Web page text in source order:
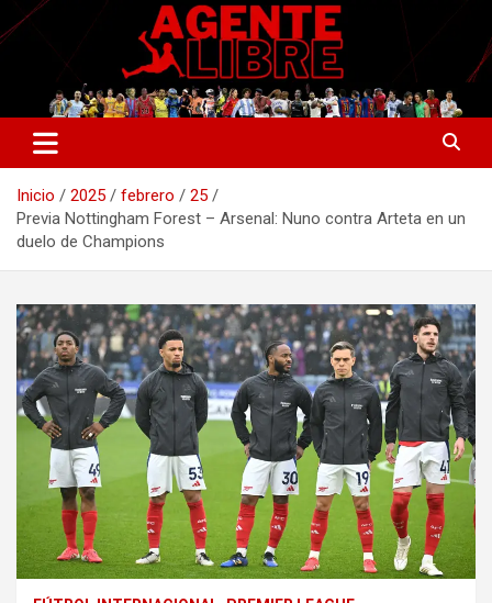
Saltar
al
Agente Libre Digital
La nueva generación del periodismo deportivo.
Inicio 2025 febrero
25
Previa Nottingham Forest – Arsenal: Nuno contra Arteta en un
duelo de Champions